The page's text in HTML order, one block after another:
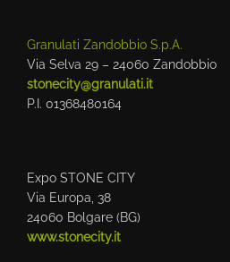
Granulati Zandobbio S.p.A.
Via Selva 29 – 24060 Zandobbio
stonecity@granulati.it
P.I. 01368480164
Expo STONE CITY
Via Europa, 38
24060 Bolgare (BG)
www.stonecity.it